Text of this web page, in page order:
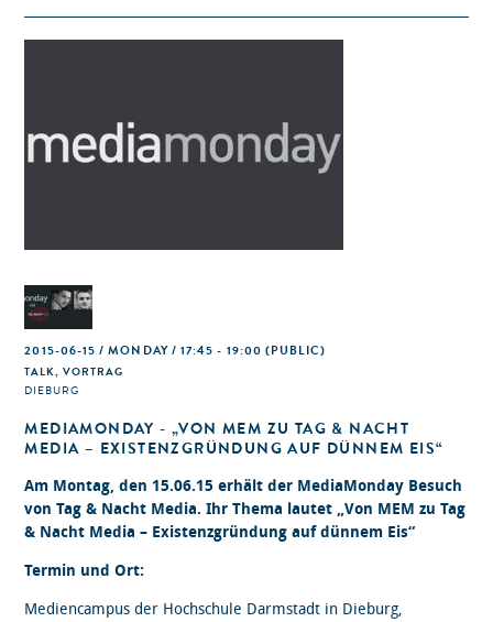
2015-06-15 / MONDAY / 17:45 - 19:00 (PUBLIC)
TALK, VORTRAG
DIEBURG
MEDIAMONDAY - „VON MEM ZU TAG & NACHT
MEDIA – EXISTENZGRÜNDUNG AUF DÜNNEM EIS“
Am Montag, den 15.06.15 erhält der MediaMonday Besuch
von Tag & Nacht Media. Ihr Thema lautet „Von MEM zu Tag
& Nacht Media – Existenzgründung auf dünnem Eis“
Termin und Ort:
Mediencampus der Hochschule Darmstadt in Dieburg,